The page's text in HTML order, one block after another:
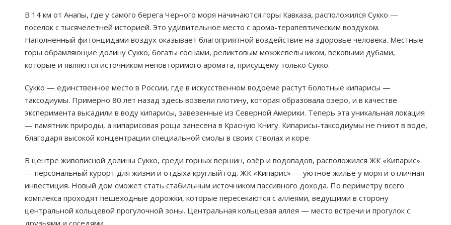
В 14 км от Анапы, где у самого берега Черного моря начинаются горы Кавказа, расположился Сукко —
поселок с тысячелетней историей. Это удивительное место с арома-терапевтическим воздухом.
Наполненный фитонцидами воздух оказывает благоприятной воздействие на здоровье человека. Местные
горы обрамляющие долину Сукко, богаты соснами, реликтовым можжевельником, вековыми дубами,
которые и являются источником неповторимого аромата, присущему только Сукко.
Сукко — единственное место в России, где в искусственном водоеме растут болотные кипарисы —
таксодиумы. Примерно 80 лет назад здесь возвели плотину, которая образовала озеро, и в качестве
эксперимента высадили в воду кипарисы, завезенные из Северной Америки. Теперь эта уникальная локация
— памятник природы, а кипарисовая роща занесена в Красную Книгу. Кипарисы-таксодиумы не гниют в воде,
благодаря высокой концентрации специальной смолы в своих стволах и коре.
В центре живописной долины Сукко, среди горных вершин, озёр и водопадов, расположился ЖК «Кипарис»
— персональный курорт для жизни и отдыха круглый год. ЖК «Кипарис» — уютное жилье у моря и отличная
инвестиция. Новый дом сможет стать стабильным источником пассивного дохода. По периметру всего
комплекса проходят пешеходные дорожки, которые пересекаются с аллеями, ведущими в сторону
центральной кольцевой прогулочной зоны. Центральная кольцевая аллея — место встречи и прогулок с
друзьями и соседями.